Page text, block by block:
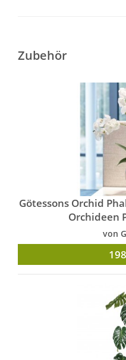
Zubehör
Götessons Orchid
Orchideen
von